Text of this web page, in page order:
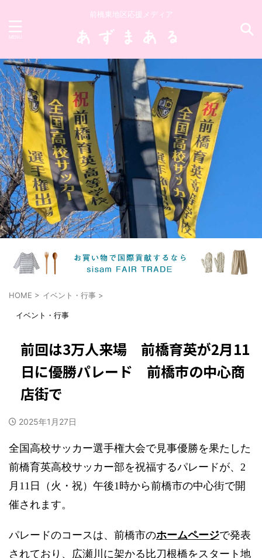
前橋東地区応援メディア
HOME > イベント・行事 >
イベント・行事
前回は3万人来場 前橋育英が2月11
日に優勝パレード 前橋市の中心商
店街で
2025年1月27日
全国高校サッカー選手権大会で見事優勝を果たした
前橋育英高校サッカー部を祝福するパレードが、2
月11日（火・祝）午後1時から前橋市の中心街で開
催されます。
パレードのコースは、前橋市のホームページで発表
されており、広瀬川に架かる比刀根橋をスタート地